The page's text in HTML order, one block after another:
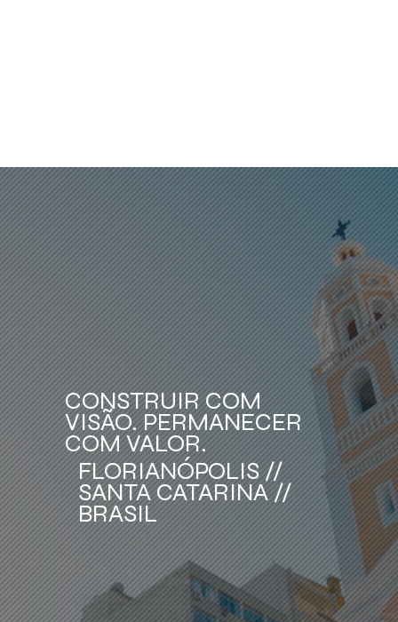
CONSTRUIR COM
VISÃO. PERMANECER
COM VALOR.
FLORIANÓPOLIS //
SANTA CATARINA //
BRASIL